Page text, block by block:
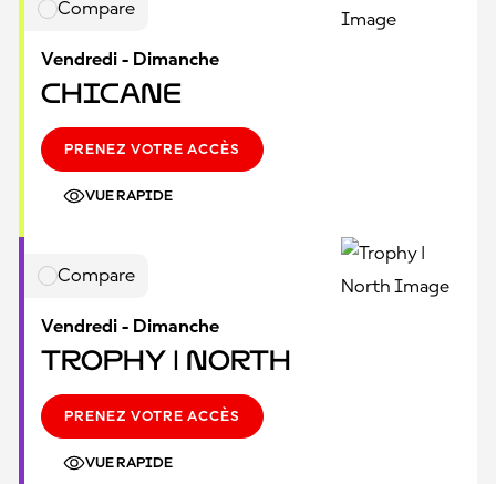
Compare
Vendredi - Dimanche
Chicane
PRENEZ VOTRE ACCÈS
VUE RAPIDE
Compare
Vendredi - Dimanche
Trophy | North
PRENEZ VOTRE ACCÈS
VUE RAPIDE